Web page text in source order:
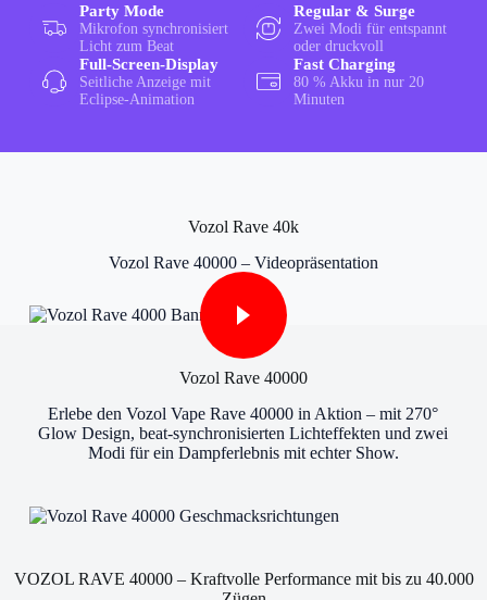
Party Mode
Mikrofon synchronisiert
Licht zum Beat
Regular & Surge
Zwei Modi für entspannt
oder druckvoll
Full-Screen-Display
Seitliche Anzeige mit
Eclipse-Animation
Fast Charging
80 % Akku in nur 20
Minuten
Vozol Rave 40k
Vozol Rave 40000 – Videopräsentation
Vozol Rave 40000
Erlebe den Vozol Vape Rave 40000 in Aktion – mit 270°
Glow Design, beat-synchronisierten Lichteffekten und zwei
Modi für ein Dampferlebnis mit echter Show.
VOZOL RAVE 40000 – Kraftvolle Performance mit bis zu 40.000